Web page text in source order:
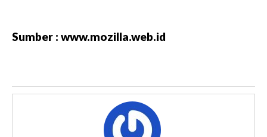
Sumber : www.mozilla.web.id